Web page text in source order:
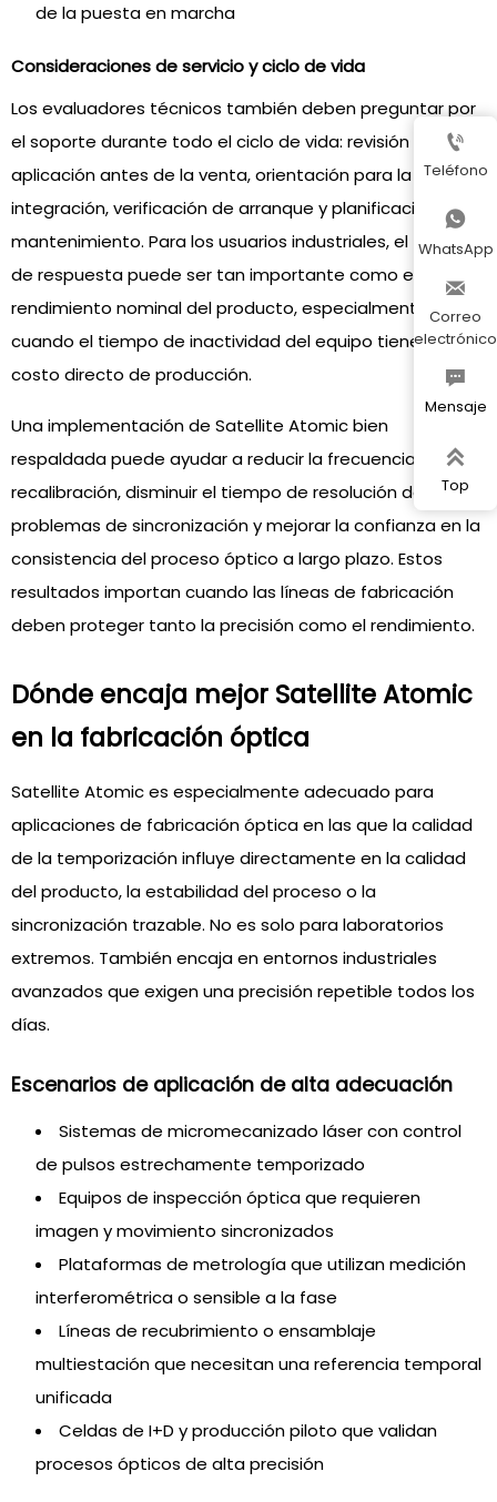
de la puesta en marcha
Consideraciones de servicio y ciclo de vida
Los evaluadores técnicos también deben preguntar por
el soporte durante todo el ciclo de vida: revisión de la
aplicación antes de la venta, orientación para la
integración, verificación de arranque y planificación del
mantenimiento. Para los usuarios industriales, el tiempo
de respuesta puede ser tan importante como el
rendimiento nominal del producto, especialmente
cuando el tiempo de inactividad del equipo tiene un
costo directo de producción.
Una implementación de Satellite Atomic bien
respaldada puede ayudar a reducir la frecuencia de
recalibración, disminuir el tiempo de resolución de
problemas de sincronización y mejorar la confianza en la
consistencia del proceso óptico a largo plazo. Estos
resultados importan cuando las líneas de fabricación
deben proteger tanto la precisión como el rendimiento.
Dónde encaja mejor Satellite Atomic
en la fabricación óptica
Satellite Atomic es especialmente adecuado para
aplicaciones de fabricación óptica en las que la calidad
de la temporización influye directamente en la calidad
del producto, la estabilidad del proceso o la
sincronización trazable. No es solo para laboratorios
extremos. También encaja en entornos industriales
avanzados que exigen una precisión repetible todos los
días.
Escenarios de aplicación de alta adecuación
Sistemas de micromecanizado láser con control
de pulsos estrechamente temporizado
Equipos de inspección óptica que requieren
imagen y movimiento sincronizados
Plataformas de metrología que utilizan medición
interferométrica o sensible a la fase
Líneas de recubrimiento o ensamblaje
multiestación que necesitan una referencia temporal
unificada
Celdas de I+D y producción piloto que validan
procesos ópticos de alta precisión

Teléfono

WhatsApp

Correo
electrónico

Mensaje

Top